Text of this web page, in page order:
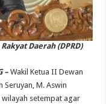
Daerah (DPRD)
– Wakil Ketua II Dewan
Seruyan, M. Aswin
setempat agar